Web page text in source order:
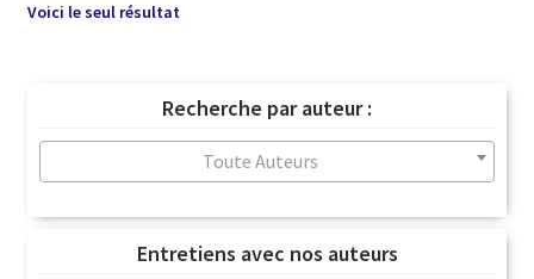
Voici le seul résultat
Recherche par auteur :
Toute Auteurs
Entretiens avec nos auteurs